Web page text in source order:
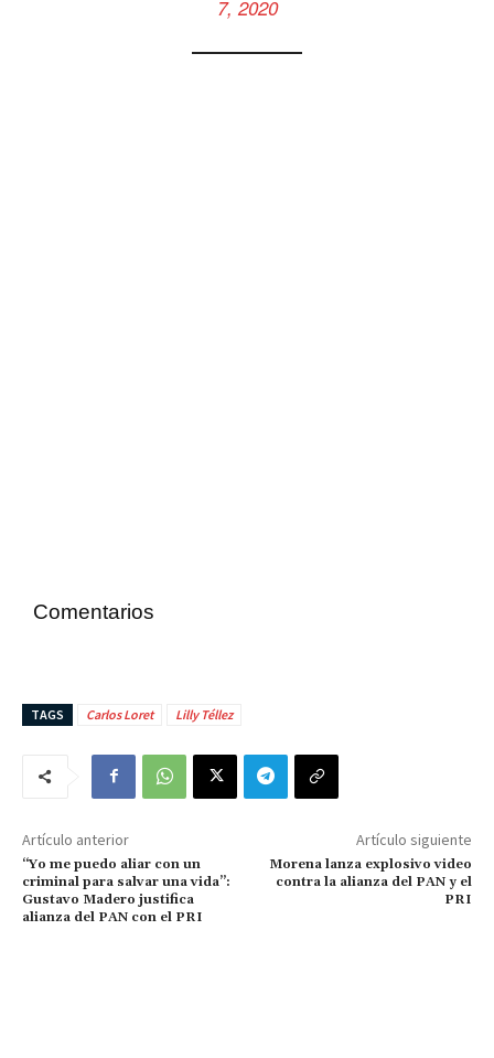
7, 2020
Comentarios
TAGS Carlos Loret Lilly Téllez
Artículo anterior
“Yo me puedo aliar con un
criminal para salvar una vida”:
Gustavo Madero justifica
alianza del PAN con el PRI
Artículo siguiente
Morena lanza explosivo video
contra la alianza del PAN y el
PRI